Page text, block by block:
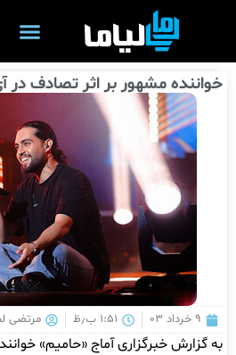
خواننده مشهور بر اثر تصادف
۹ خرداد ۰۳ ۱:۵۱ ب٫ظ مرتضی
به گزارش خبرگزاری آماج «حامیم»